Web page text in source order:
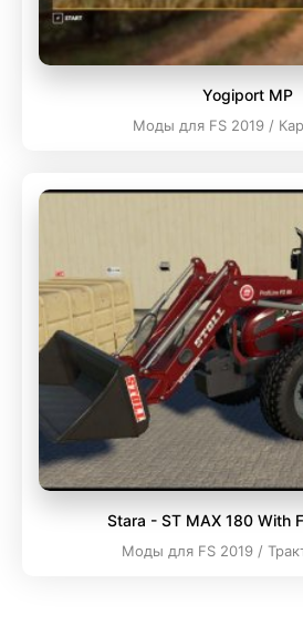
Yogiport MP
Моды для FS 2019 /
Stara - ST MAX 180 With
Моды для FS 2019 /